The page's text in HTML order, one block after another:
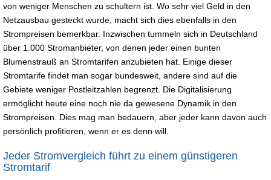
von weniger Menschen zu schultern ist. Wo sehr viel Geld in den
Netzausbau gesteckt wurde, macht sich dies ebenfalls in den
Strompreisen bemerkbar. Inzwischen tummeln sich in Deutschland
über 1.000 Stromanbieter, von denen jeder einen bunten
Blumenstrauß an Stromtarifen anzubieten hat. Einige dieser
Stromtarife findet man sogar bundesweit, andere sind auf die
Gebiete weniger Postleitzahlen begrenzt. Die Digitalisierung
ermöglicht heute eine noch nie da gewesene Dynamik in den
Strompreisen. Dies mag man bedauern, aber jeder kann davon auch
persönlich profitieren, wenn er es denn will.
Jeder Stromvergleich führt zu einem günstigeren
Stromtarif